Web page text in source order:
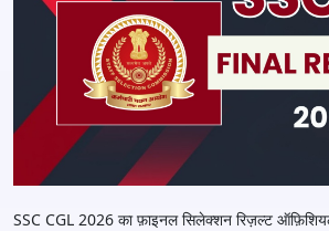
SSC CGL 2026 का फ़ाइनल सिलेक्शन रिज़ल्ट